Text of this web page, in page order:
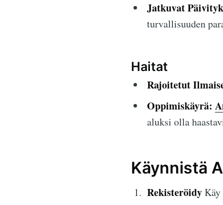
Jatkuvat
turvallisuuden
Haitat
Rajoitetut
Oppimiskäyrä:
aluksi olla
Käynnistä
RekisteröidyKäy